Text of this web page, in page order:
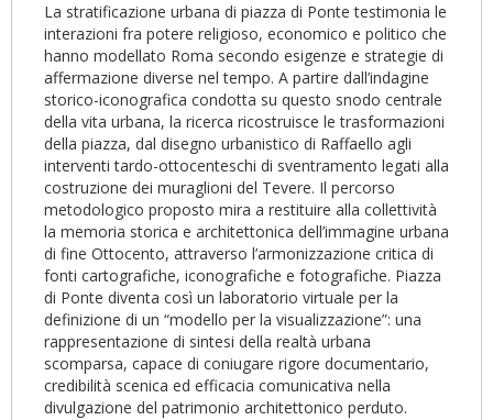
La stratificazione urbana di piazza di Ponte testimonia le
interazioni fra potere religioso, economico e politico che
hanno modellato Roma secondo esigenze e strategie di
affermazione diverse nel tempo. A partire dall’indagine
storico-iconografica condotta su questo snodo centrale
della vita urbana, la ricerca ricostruisce le trasformazioni
della piazza, dal disegno urbanistico di Raffaello agli
interventi tardo-ottocenteschi di sventramento legati alla
costruzione dei muraglioni del Tevere. Il percorso
metodologico proposto mira a restituire alla collettività
la memoria storica e architettonica dell’immagine urbana
di fine Ottocento, attraverso l’armonizzazione critica di
fonti cartografiche, iconografiche e fotografiche. Piazza
di Ponte diventa così un laboratorio virtuale per la
definizione di un “modello per la visualizzazione”: una
rappresentazione di sintesi della realtà urbana
scomparsa, capace di coniugare rigore documentario,
credibilità scenica ed efficacia comunicativa nella
divulgazione del patrimonio architettonico perduto.